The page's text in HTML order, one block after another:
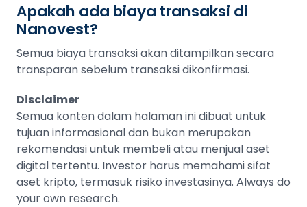
Apakah ada biaya transaksi di
Nanovest?
Semua biaya transaksi akan ditampilkan secara
transparan sebelum transaksi dikonfirmasi.
Disclaimer
Semua konten dalam halaman ini dibuat untuk
tujuan informasional dan bukan merupakan
rekomendasi untuk membeli atau menjual aset
digital tertentu. Investor harus memahami sifat
aset kripto, termasuk risiko investasinya. Always do
your own research.